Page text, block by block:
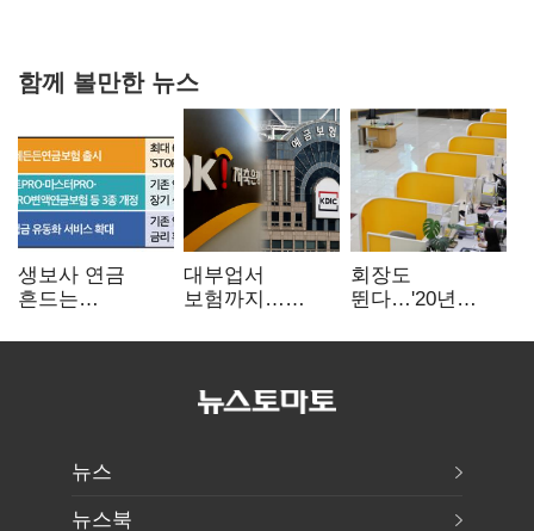
함께 볼만한 뉴스
생보사 연금
흔드는
장수리스크'
대부업서
보험까지…
종합금융그룹
회장도
뛴다…'20년
하나' 인천시금고
뉴스
뉴스북